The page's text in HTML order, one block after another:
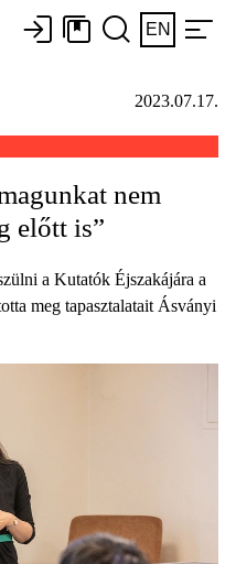
EN
2023.07.17.
nem
előtt is”
a Kutatók Éjszakájára a
meg tapasztalatait Ásványi